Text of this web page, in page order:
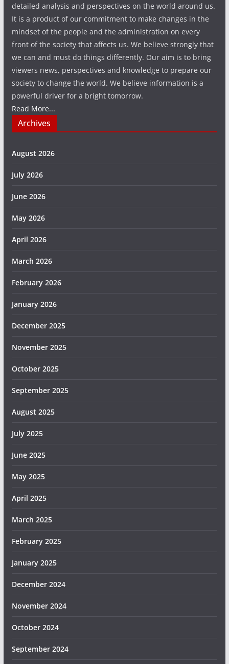
detailed analysis and perspectives on the world around us.
It is a product of our commitment to make changes in the
mindset of the people and the administration on every
front of the society that affects us. We believe strongly that
we can and must do things differently. Our aim is to bring
viewers news, perspectives and knowledge to prepare our
society to change the world. We believe information is a
powerful driver for a bright tomorrow.
Read More...
Archives
August 2026
July 2026
June 2026
May 2026
April 2026
March 2026
February 2026
January 2026
December 2025
November 2025
October 2025
September 2025
August 2025
July 2025
June 2025
May 2025
April 2025
March 2025
February 2025
January 2025
December 2024
November 2024
October 2024
September 2024